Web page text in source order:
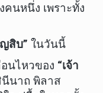
นหนึ่ง เพราะทั้ง
ญสิบ” ในวันนี้
นไหวของ “เจ้า
นาถ พิลาส